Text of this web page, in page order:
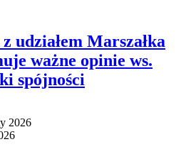
udziałem Marszałka
ważne opinie ws.
spójności
2026